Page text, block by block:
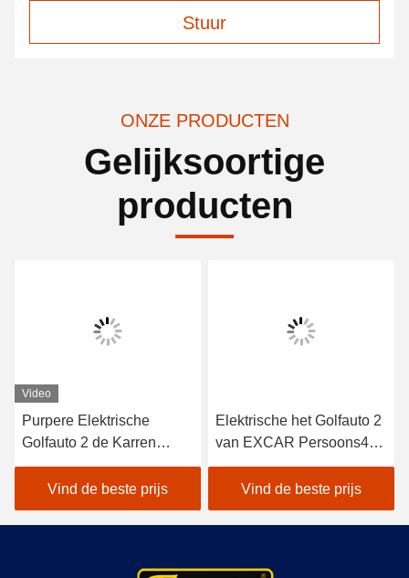
Stuur
ONZE PRODUCTEN
Gelijksoortige
producten
Video
Purpere Elektrische
Golfauto 2 de Karren
Trojan Batterij van het
Passagiers Elektrische
Golf
Vind de beste prijs
Elektrische het Golfauto 2
van EXCAR Persoons48v
Trojan Batterij/Curtis
Controlemechanisme
Vind de beste prijs